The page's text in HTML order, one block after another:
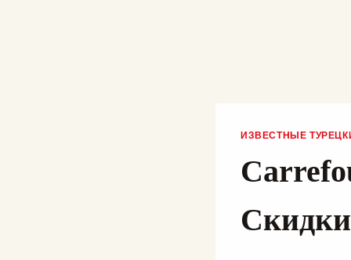
ИЗВЕСТНЫЕ